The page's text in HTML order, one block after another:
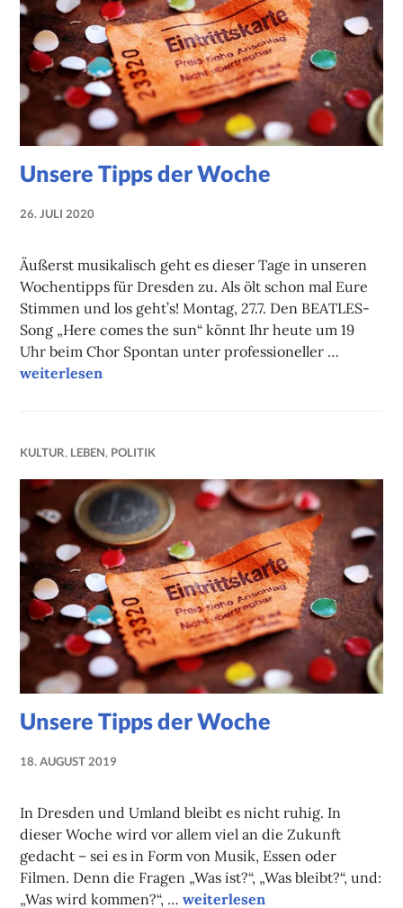
Unsere Tipps der Woche
26. JULI 2020
Äußerst musikalisch geht es dieser Tage in unseren
Wochentipps für Dresden zu. Als ölt schon mal Eure
Stimmen und los geht’s! Montag, 27.7. Den BEATLES-
Song „Here comes the sun“ könnt Ihr heute um 19
Uhr beim Chor Spontan unter professioneller …
Unsere Tipps der Woche
weiterlesen
KULTUR, LEBEN, POLITIK
Unsere Tipps der Woche
18. AUGUST 2019
GREINER-
ADAM
In Dresden und Umland bleibt es nicht ruhig. In
dieser Woche wird vor allem viel an die Zukunft
gedacht – sei es in Form von Musik, Essen oder
Filmen. Denn die Fragen „Was ist?“, „Was bleibt?“, und:
„Was wird kommen?“, …Unsere Tipps der Woche
weiterlesen